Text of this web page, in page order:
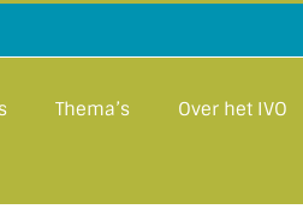
Thema’s Over het IVO